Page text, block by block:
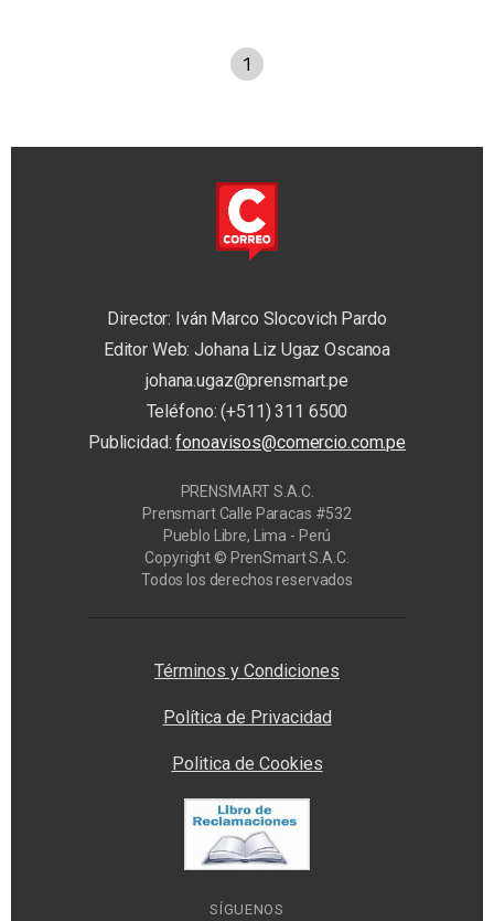
1
Director: Iván Marco Slocovich Pardo
Editor Web: Johana Liz Ugaz Oscanoa
johana.ugaz@prensmart.pe
Teléfono: (+511) 311 6500
Publicidad:fonoavisos@comercio.com.pe
PRENSMART S.A.C.
Prensmart Calle Paracas #532
Pueblo Libre, Lima - Perú
Copyright © PrenSmart S.A.C.
Todos los derechos reservados
Términos y Condiciones
Política de Privacidad
Politica de Cookies
SÍGUENOS